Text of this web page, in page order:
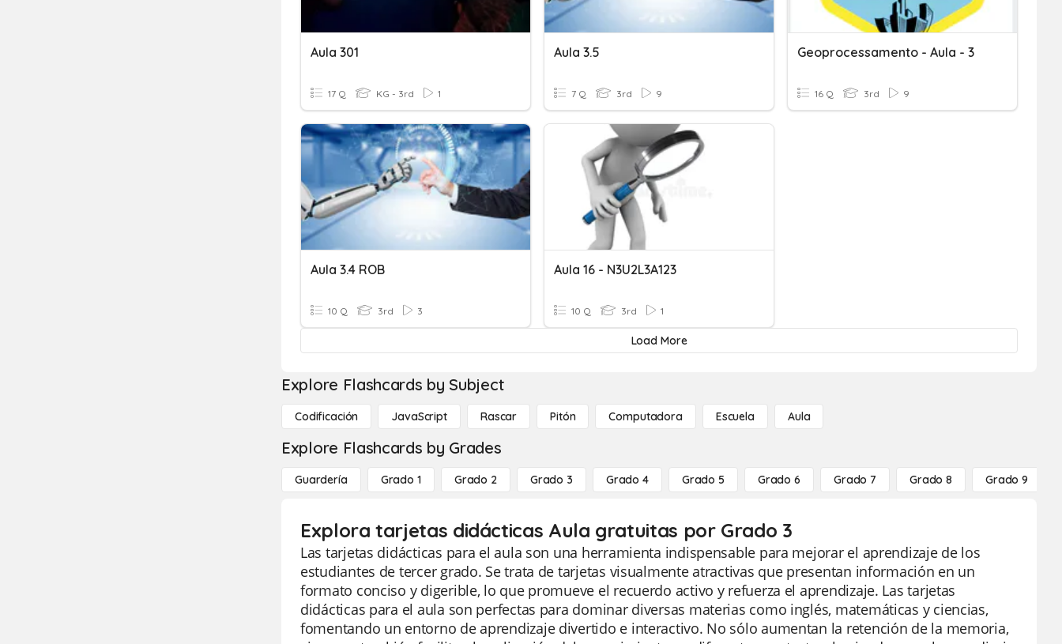
Aula 301
17 Q KG - 3rd 1
Aula 3.5
7 Q 3rd 9
Geoprocessamento - Aula - 3
16 Q 3rd 9
Aula 3.4 ROB
10 Q 3rd 3
Aula 16 - N3U2L3A123
10 Q 3rd 1
Load More
Explore Flashcards by Subject
Codificación JavaScript Rascar Pitón Computadora Escuela Aula
Explore Flashcards by Grades
Guardería Grado 1 Grado 2 Grado 3 Grado 4 Grado 5 Grado 6 Grado 7 Grado 8 Grado 9
Explora tarjetas didácticas Aula gratuitas por Grado 3
Las tarjetas didácticas para el aula son una herramienta indispensable para mejorar el aprendizaje de los
estudiantes de tercer grado. Se trata de tarjetas visualmente atractivas que presentan información en un
formato conciso y digerible, lo que promueve el recuerdo activo y refuerza el aprendizaje. Las tarjetas
didácticas para el aula son perfectas para dominar diversas materias como inglés, matemáticas y ciencias,
fomentando un entorno de aprendizaje divertido e interactivo. No sólo aumentan la retención de la memoria,